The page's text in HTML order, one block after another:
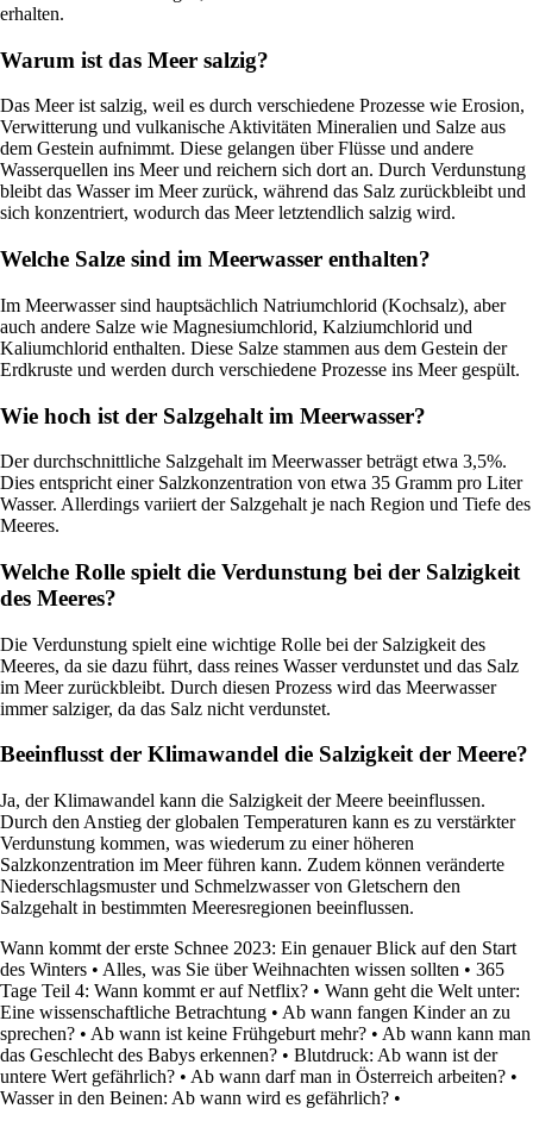
erhalten.
Warum ist das Meer salzig?
Das Meer ist salzig, weil es durch verschiedene Prozesse wie Erosion,
Verwitterung und vulkanische Aktivitäten Mineralien und Salze aus
dem Gestein aufnimmt. Diese gelangen über Flüsse und andere
Wasserquellen ins Meer und reichern sich dort an. Durch Verdunstung
bleibt das Wasser im Meer zurück, während das Salz zurückbleibt und
sich konzentriert, wodurch das Meer letztendlich salzig wird.
Welche Salze sind im Meerwasser enthalten?
Im Meerwasser sind hauptsächlich Natriumchlorid (Kochsalz), aber
auch andere Salze wie Magnesiumchlorid, Kalziumchlorid und
Kaliumchlorid enthalten. Diese Salze stammen aus dem Gestein der
Erdkruste und werden durch verschiedene Prozesse ins Meer gespült.
Wie hoch ist der Salzgehalt im Meerwasser?
Der durchschnittliche Salzgehalt im Meerwasser beträgt etwa 3,5%.
Dies entspricht einer Salzkonzentration von etwa 35 Gramm pro Liter
Wasser. Allerdings variiert der Salzgehalt je nach Region und Tiefe des
Meeres.
Welche Rolle spielt die Verdunstung bei der Salzigkeit
des Meeres?
Die Verdunstung spielt eine wichtige Rolle bei der Salzigkeit des
Meeres, da sie dazu führt, dass reines Wasser verdunstet und das Salz
im Meer zurückbleibt. Durch diesen Prozess wird das Meerwasser
immer salziger, da das Salz nicht verdunstet.
Beeinflusst der Klimawandel die Salzigkeit der Meere?
Ja, der Klimawandel kann die Salzigkeit der Meere beeinflussen.
Durch den Anstieg der globalen Temperaturen kann es zu verstärkter
Verdunstung kommen, was wiederum zu einer höheren
Salzkonzentration im Meer führen kann. Zudem können veränderte
Niederschlagsmuster und Schmelzwasser von Gletschern den
Salzgehalt in bestimmten Meeresregionen beeinflussen.
Wann kommt der erste Schnee 2023: Ein genauer Blick auf den Start
des Winters • Alles, was Sie über Weihnachten wissen sollten • 365
Tage Teil 4: Wann kommt er auf Netflix? • Wann geht die Welt unter:
Eine wissenschaftliche Betrachtung • Ab wann fangen Kinder an zu
sprechen? • Ab wann ist keine Frühgeburt mehr? • Ab wann kann man
das Geschlecht des Babys erkennen? • Blutdruck: Ab wann ist der
untere Wert gefährlich? • Ab wann darf man in Österreich arbeiten? •
Wasser in den Beinen: Ab wann wird es gefährlich? •